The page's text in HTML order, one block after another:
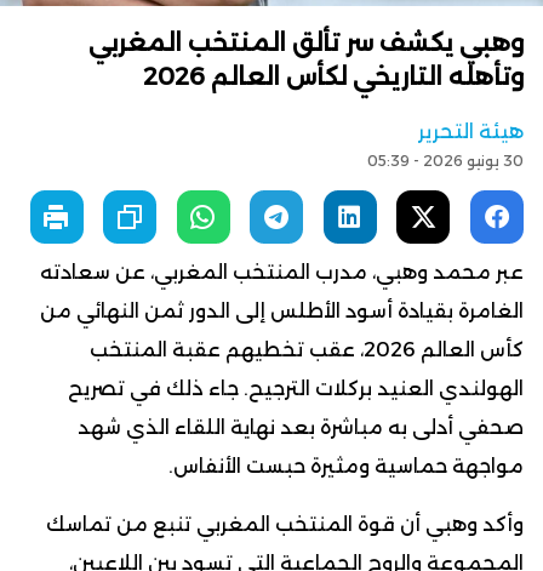
وهبي يكشف سر تألق المنتخب المغربي
وتأهله التاريخي لكأس العالم 2026
هيئة التحرير
30 يونيو 2026 - 05:39
عبر محمد وهبي، مدرب المنتخب المغربي، عن سعادته
الغامرة بقيادة أسود الأطلس إلى الدور ثمن النهائي من
كأس العالم 2026، عقب تخطيهم عقبة المنتخب
الهولندي العنيد بركلات الترجيح. جاء ذلك في تصريح
صحفي أدلى به مباشرة بعد نهاية اللقاء الذي شهد
مواجهة حماسية ومثيرة حبست الأنفاس.
وأكد وهبي أن قوة المنتخب المغربي تنبع من تماسك
المجموعة والروح الجماعية التي تسود بين اللاعبين،